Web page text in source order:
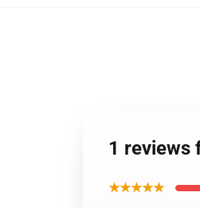
1 reviews
★★★★★